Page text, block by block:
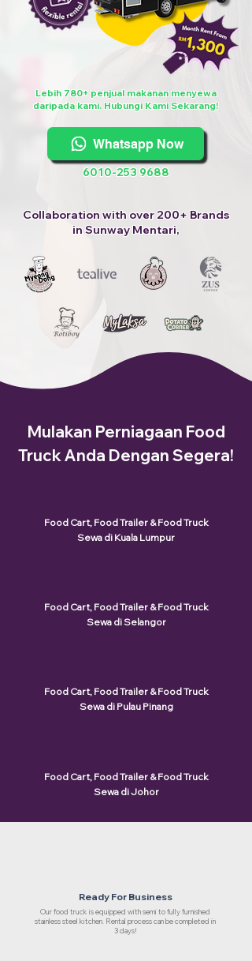
Lebih 780+ penjual makanan menyewa
daripada kami. Hubungi Kami Sekarang!
Whatsapp Now
6010-253 9688
Collaboration with over 200+ Brands
in Sunway Mentari,
Mulakan Perniagaan Food
Truck Anda Dengan Segera!
Food Cart, Food Trailer & Food Truck
Sewa di Kuala Lumpur
Food Cart, Food Trailer & Food Truck
Sewa di Selangor
Food Cart, Food Trailer & Food Truck
Sewa di Pulau Pinang
Food Cart, Food Trailer & Food Truck
Sewa di Johor
Ready For Business
Our food truck is equipped with semi to fully furnished
stainless steel kitchen. Rental process can be completed in
3 days!